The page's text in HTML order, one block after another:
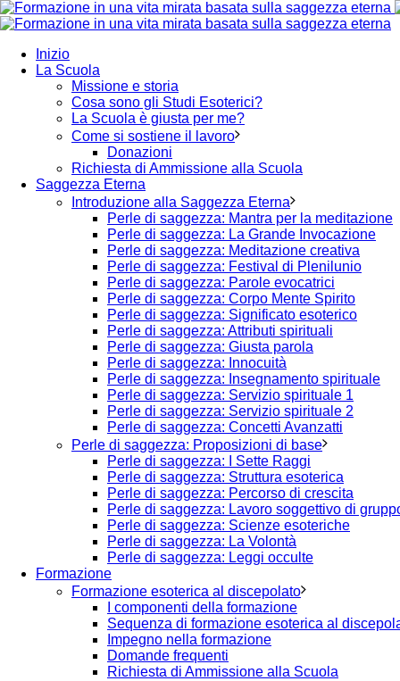
Inizio
La Scuola
Missione e storia
Cosa sono gli Studi Esoterici?
La Scuola è giusta per me?
Come si sostiene il lavoro
Donazioni
Richiesta di Ammissione alla Scuola
Saggezza Eterna
Introduzione alla Saggezza Eterna
Perle di saggezza: Mantra per la meditazione
Perle di saggezza: La Grande Invocazione
Perle di saggezza: Meditazione creativa
Perle di saggezza: Festival di Plenilunio
Perle di saggezza: Parole evocatrici
Perle di saggezza: Corpo Mente Spirito
Perle di saggezza: Significato esoterico
Perle di saggezza: Attributi spirituali
Perle di saggezza: Giusta parola
Perle di saggezza: Innocuità
Perle di saggezza: Insegnamento spirituale
Perle di saggezza: Servizio spirituale 1
Perle di saggezza: Servizio spirituale 2
Perle di saggezza: Concetti Avanzatti
Perle di saggezza: Proposizioni di base
Perle di saggezza: I Sette Raggi
Perle di saggezza: Struttura esoterica
Perle di saggezza: Percorso di crescita
Perle di saggezza: Lavoro soggettivo di
Perle di saggezza: Scienze esoteriche
Perle di saggezza: La Volontà
Perle di saggezza: Leggi occulte
Formazione
Formazione esoterica al discepolato
I componenti della formazione
Sequenza di formazione esoterica al
Impegno nella formazione
Domande frequenti
Richiesta di Ammissione alla Scuola